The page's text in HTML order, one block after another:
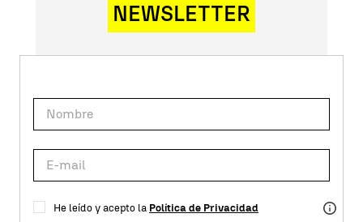
NEWSLETTER
He leído y acepto la Política de Privacidad